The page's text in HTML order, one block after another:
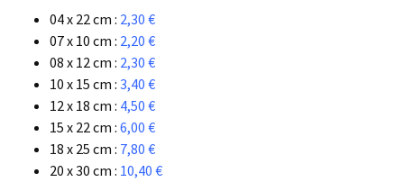
04 x 22 cm : 2,30 €
07 x 10 cm : 2,20 €
08 x 12 cm : 2,30 €
10 x 15 cm : 3,40 €
12 x 18 cm : 4,50 €
15 x 22 cm : 6,00 €
18 x 25 cm : 7,80 €
20 x 30 cm : 10,40 €